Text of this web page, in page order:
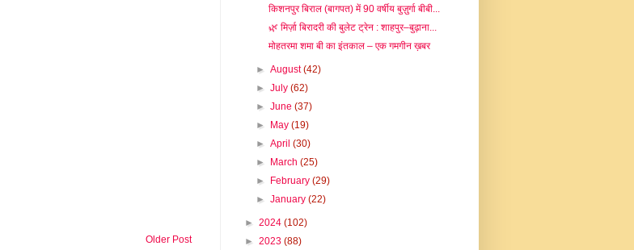
Older Post
किशनपुर बिराल (बागपत) में 90 वर्षीय बुज़ुर्गा बीबी...
🌿 मिर्ज़ा बिरादरी की बुलेट ट्रेन : शाहपुर–बुढ़ाना...
मोहतरमा शमा बी का इंतकाल – एक गमगीन ख़बर
►August(42)
►July(62)
►June(37)
►
May(19)
►April(30)
►
March(25)
►
February(29)
►January(22)
► 2024 (102)
► 2023 (88)